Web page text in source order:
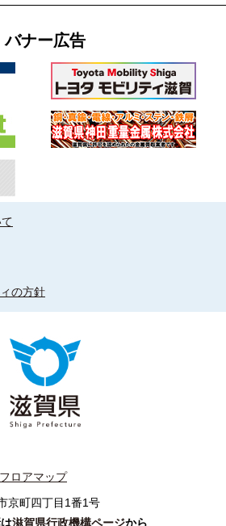
バナー広告
の方針
ロアマップ
京町四丁目1番1号
滋賀県行政機構ページから